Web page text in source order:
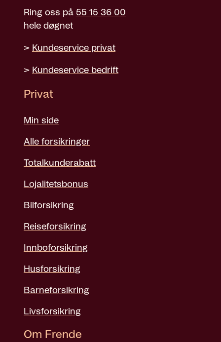
Ring oss på 55 15 36 00
hele døgnet
> Kundeservice privat
> Kundeservice bedrift
Privat
Min side
Alle forsikringer
Totalkunderabatt
Lojalitetsbonus
Bilforsikring
Reiseforsikring
Innboforsikring
Husforsikring
Barneforsikring
Livsforsikring
Om Frende